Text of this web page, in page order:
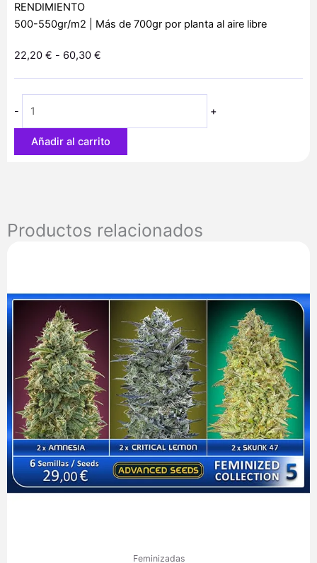
RENDIMIENTO
500-550gr/m2 | Más de 700gr por planta al aire libre
22,20 € - 60,30 €
hasta
60,30 €
- +
Añadir al carrito
Productos relacionados
Feminizadas